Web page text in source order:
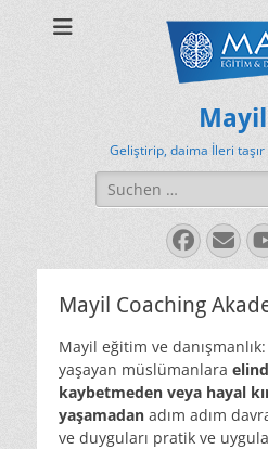
Geliştirip, daima İleri
Suchen
nach:
E-
Mayil Coaching
Mayil eğitim ve danışmanlık:
yaşayan müslümanlara
kaybetmeden veya hayal
yaşamadan adım adım
ve duyguları pratik ve